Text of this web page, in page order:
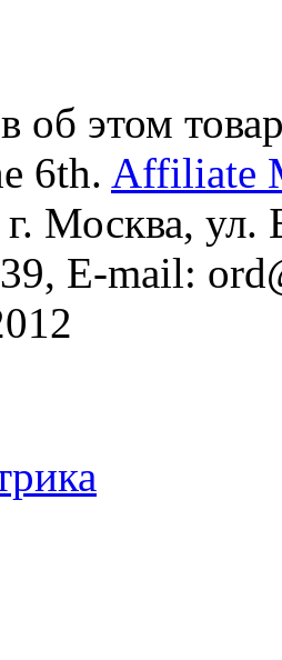
об этом
6th. Affiliate
Москва, ул.
E-mail: